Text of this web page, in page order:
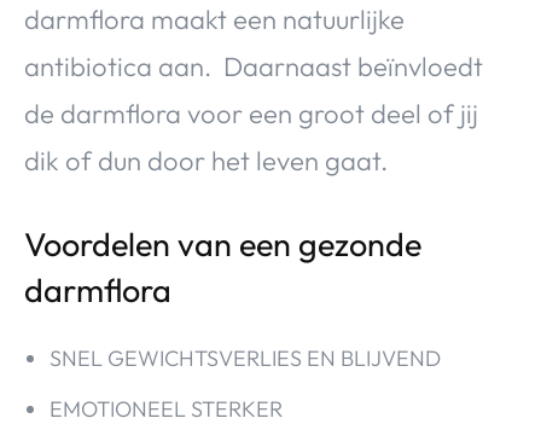
darmflora maakt een natuurlijke
antibiotica aan. Daarnaast beïnvloedt
de darmflora voor een groot deel of jij
dik of dun door het leven gaat.
Voordelen van een gezonde
darmflora
SNEL GEWICHTSVERLIES EN BLIJVEND
EMOTIONEEL STERKER